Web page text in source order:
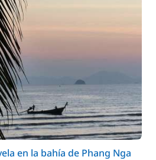
en la bahía de Phang Nga